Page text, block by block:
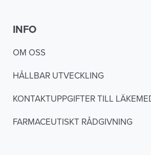
INFO
OM OSS
HÅLLBAR UTVECKLING
KONTAKTUPPGIFTER TILL
FARMACEUTISKT RÅDGIVNING